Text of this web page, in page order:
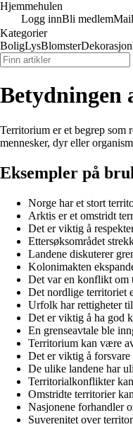
Hjemmehulen
Logg innBli medlem
Kategorier
BoligLysBlomsterDekorasjon
Betydningen
Territorium er et begrep som
mennesker, dyr eller
Eksempler på
Norge har et stort
Arktis er et omstridt
Det er viktig å
Ettersøksområdet
Landene diskuterer
Kolonimakten
Det var en konflikt om
Det nordlige territoriet
Urfolk har rettigheter
Det er viktig å ha god
En grenseavtale ble
Territorium kan være
Det er viktig å
De ulike landene har
Territorialkonflikter
Omstridte territorier
Nasjonene forhandler
Suverenitet over